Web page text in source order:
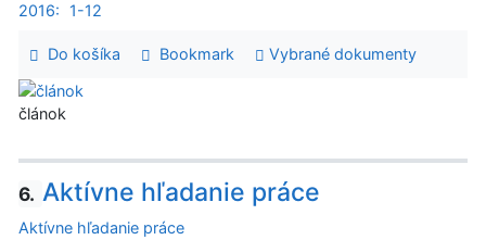
2016:
1-12
Do košíka Bookmark Vybrané dokumenty
článok
6. Aktívne hľadanie práce
Aktívne hľadanie práce